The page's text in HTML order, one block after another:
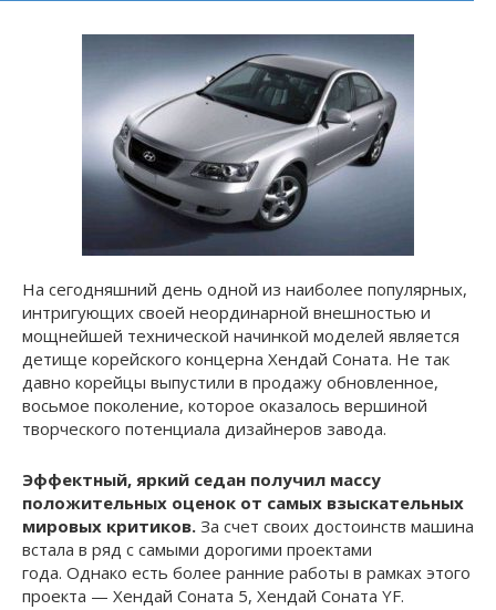
На сегодняшний день одной из наиболее популярных,
интригующих своей неординарной внешностью и
мощнейшей технической начинкой моделей является
детище корейского концерна Хендай Соната. Не так
давно корейцы выпустили в продажу обновленное,
восьмое поколение, которое оказалось вершиной
творческого потенциала дизайнеров завода.
Эффектный, яркий седан получил массу
положительных оценок от самых взыскательных
мировых критиков. За счет своих достоинств машина
встала в ряд с самыми дорогими проектами
года. Однако есть более ранние работы в рамках этого
проекта — Хендай Соната 5, Хендай Соната YF.